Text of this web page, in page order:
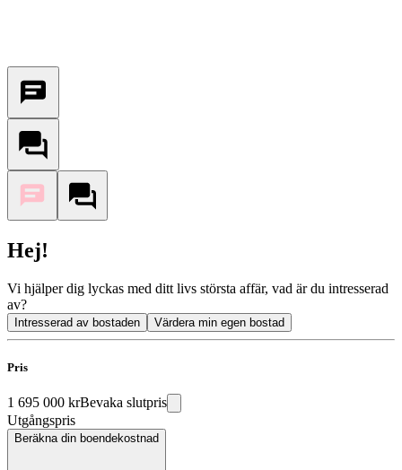
Hej!
Vi hjälper dig lyckas med ditt livs största affär, vad är du intresserad
av?
Intresserad av bostaden Värdera min egen bostad
Pris
1 695 000 krBevaka slutpris
Utgångspris
Beräkna din boendekostnad